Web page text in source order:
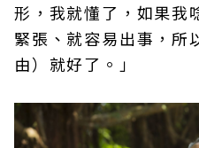
形，我就懂了，如果我
緊張、就容易出事，所
由）就好了。」